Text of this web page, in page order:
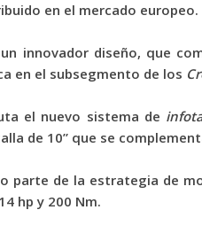
en el mercado europeo.
innovador diseño, que
en el subsegmento de los
el nuevo sistema de
de 10” que se
parte de la estrategia de
hp y 200 Nm.